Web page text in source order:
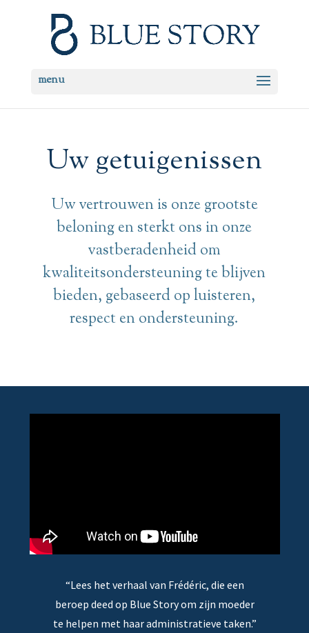
Uw getuigenissen
Uw vertrouwen is onze grootste
beloning en sterkt ons in onze
vastberadenheid om
kwaliteitsondersteuning te blijven
bieden, gebaseerd op luisteren,
respect en ondersteuning.
“Lees het verhaal van Frédéric, die een
beroep deed op Blue Story om zijn moeder
te helpen met haar administratieve taken.”